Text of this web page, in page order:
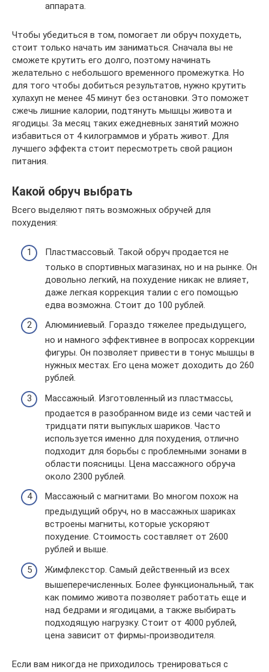
аппарата.
Чтобы убедиться в том, помогает ли обруч похудеть,
стоит только начать им заниматься. Сначала вы не
сможете крутить его долго, поэтому начинать
желательно с небольшого временного промежутка. Но
для того чтобы добиться результатов, нужно крутить
хулахуп не менее 45 минут без остановки. Это поможет
сжечь лишние калории, подтянуть мышцы живота и
ягодицы. За месяц таких ежедневных занятий можно
избавиться от 4 килограммов и убрать живот. Для
лучшего эффекта стоит пересмотреть свой рацион
питания.
Какой обруч выбрать
Всего выделяют пять возможных обручей для
похудения:
Пластмассовый. Такой обруч продается не
только в спортивных магазинах, но и на рынке. Он
довольно легкий, на похудение никак не влияет,
даже легкая коррекция талии с его помощью
едва возможна. Стоит до 100 рублей.
Алюминиевый. Гораздо тяжелее предыдущего,
но и намного эффективнее в вопросах коррекции
фигуры. Он позволяет привести в тонус мышцы в
нужных местах. Его цена может доходить до 260
рублей.
Массажный. Изготовленный из пластмассы,
продается в разобранном виде из семи частей и
тридцати пяти выпуклых шариков. Часто
используется именно для похудения, отлично
подходит для борьбы с проблемными зонами в
области поясницы. Цена массажного обруча
около 2300 рублей.
Массажный с магнитами. Во многом похож на
предыдущий обруч, но в массажных шариках
встроены магниты, которые ускоряют
похудение. Стоимость составляет от 2600
рублей и выше.
Жимфлекстор. Самый действенный из всех
вышеперечисленных. Более функциональный, так
как помимо живота позволяет работать еще и
над бедрами и ягодицами, а также выбирать
подходящую нагрузку. Стоит от 4000 рублей,
цена зависит от фирмы-производителя.
Если вам никогда не приходилось тренироваться с